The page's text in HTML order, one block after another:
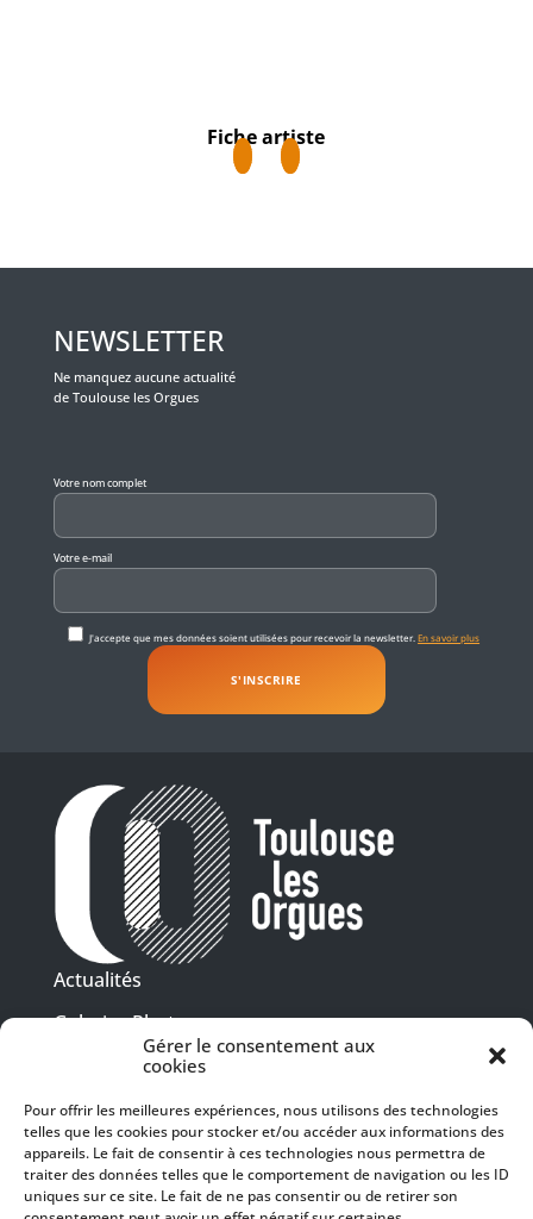
Gérer le consentement aux
cookies
Pour offrir les meilleures expériences, nous utilisons des technologies
telles que les cookies pour stocker et/ou accéder aux informations des
appareils. Le fait de consentir à ces technologies nous permettra de
traiter des données telles que le comportement de navigation ou les ID
uniques sur ce site. Le fait de ne pas consentir ou de retirer son
Fiche artiste
NEWSLETTER
Ne manquez aucune actualité
de Toulouse les Orgues
Votre nom complet
Votre e-mail
J'accepte que mes données soient utilisées pour recevoir la newsletter.En savoir plus
Actualités
Galeries Photos
Vidéothèque
Presse
Programme PDF
Billetterie
Recrutement